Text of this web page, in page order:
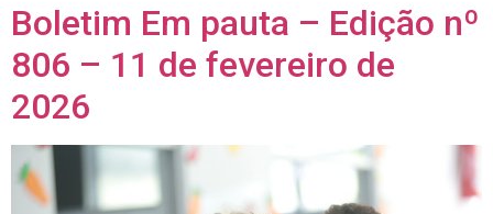
Boletim Em pauta – Edição nº
806 – 11 de fevereiro de
2026